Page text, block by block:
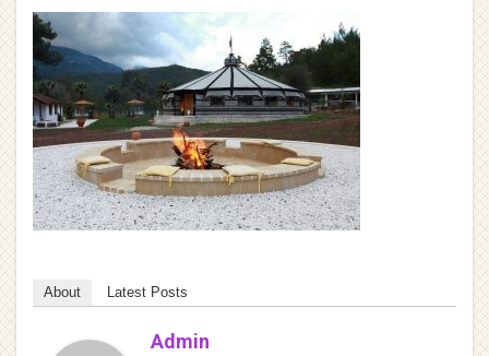
About Latest Posts
Admin